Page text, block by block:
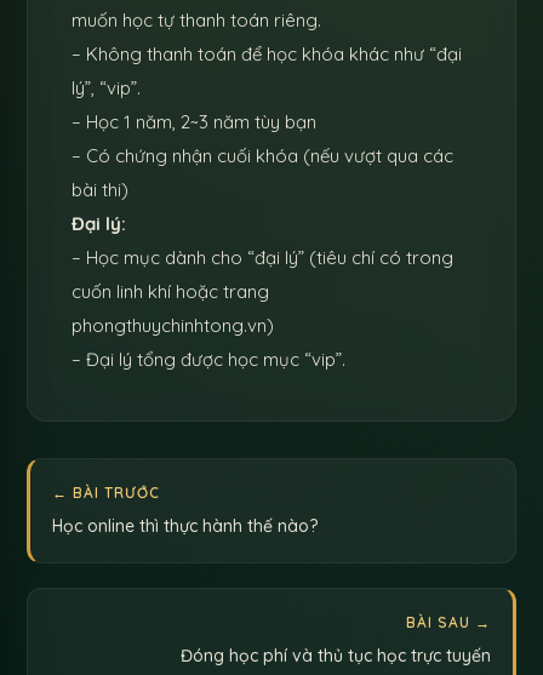
muốn học tự thanh toán riêng.
– Không thanh toán để học khóa khác như “đại
lý”, “vip”.
– Học 1 năm, 2~3 năm tùy bạn
– Có chứng nhận cuối khóa (nếu vượt qua các
bài thi)
Đại lý:
– Học mục dành cho “đại lý” (tiêu chí có trong
cuốn linh khí hoặc trang
phongthuychinhtong.vn)
– Đại lý tổng được học mục “vip”.
← BÀI TRƯỚC
Học online thì thực hành thế nào?
BÀI SAU →
Đóng học phí và thủ tục học trực tuyến